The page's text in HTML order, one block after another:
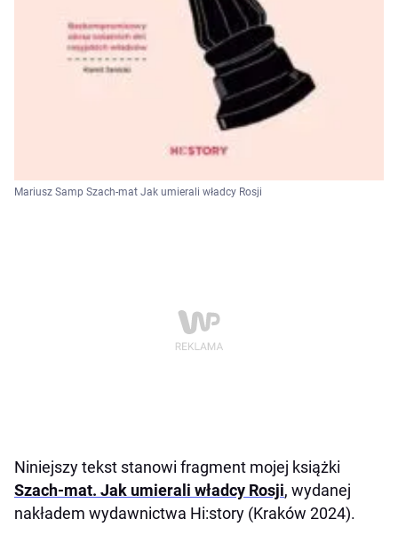
Mariusz Samp Szach-mat Jak umierali władcy Rosji
Niniejszy tekst stanowi fragment mojej książki
Szach-mat. Jak umierali władcy Rosji, wydanej
nakładem wydawnictwa Hi:story (Kraków 2024).